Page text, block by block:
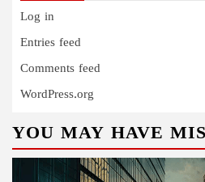
Log in
Entries feed
Comments feed
WordPress.org
YOU MAY HAVE